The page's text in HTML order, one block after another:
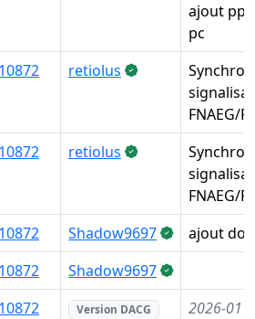
ajout pp
pc
10872 retiolus
FNAEG/
10872 retiolus
FNAEG/
10872 Shadow9697
ajout
10872
Shadow9697
10872 Version DACG 2026-01